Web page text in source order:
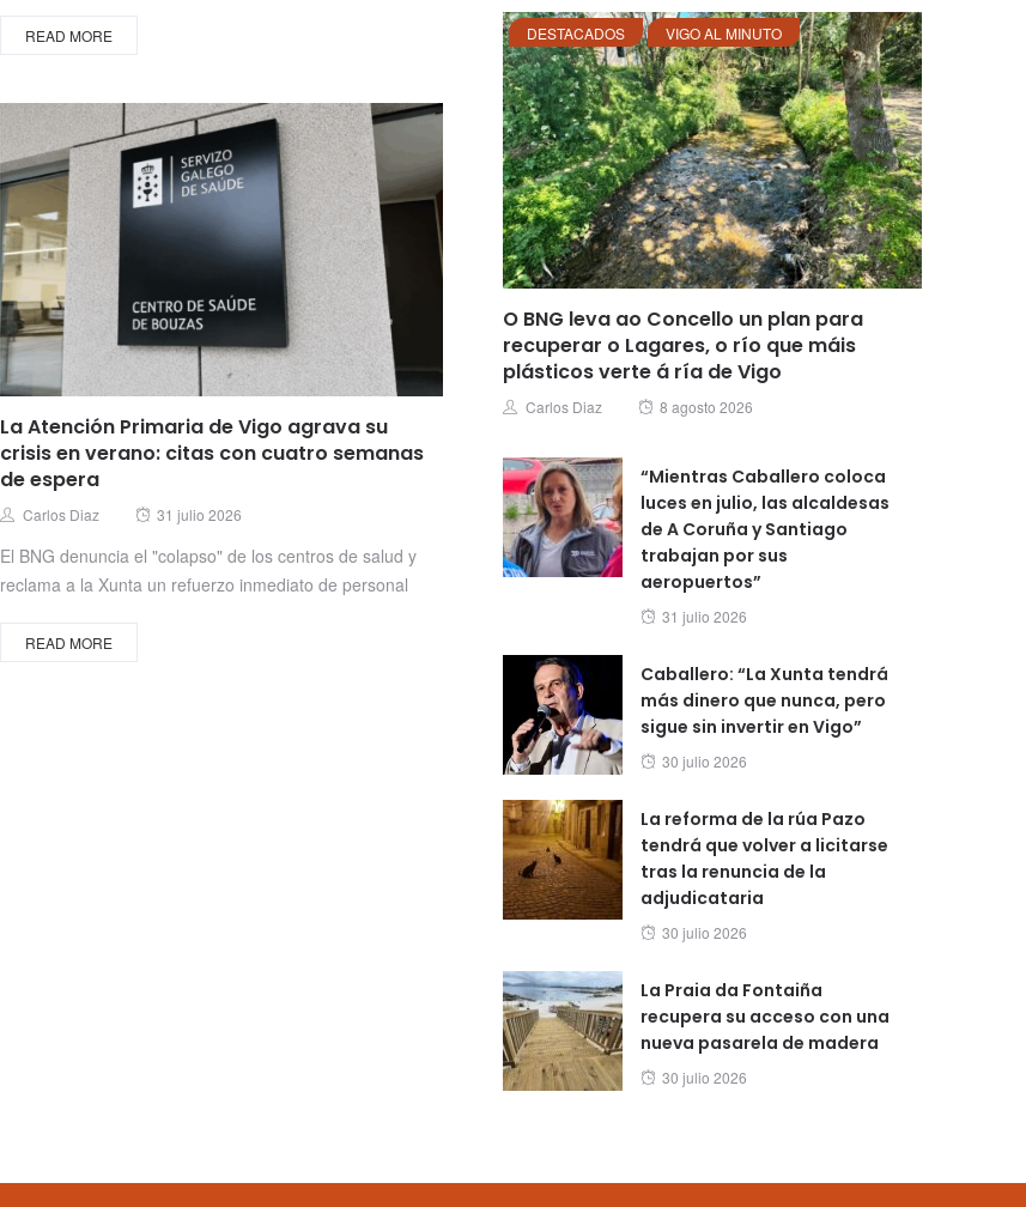
READ MORE
La Atención Primaria de Vigo agrava su
crisis en verano: citas con cuatro semanas
de espera
Author
Carlos Diaz
Posted
31 julio 2026
El BNG denuncia el "colapso" de los centros de salud y
reclama a la Xunta un refuerzo inmediato de personal
READ MORE
DESTACADOS VIGO AL MINUTO
O BNG leva ao Concello un plan para
recuperar o Lagares, o río que máis
plásticos verte á ría de Vigo
Author
Carlos Diaz
Posted
8 agosto 2026
“Mientras Caballero coloca
luces en julio, las alcaldesas
de A Coruña y Santiago
trabajan por sus
aeropuertos”
Posted
31 julio 2026
Caballero: “La Xunta tendrá
más dinero que nunca, pero
sigue sin invertir en Vigo”
Posted
30 julio 2026
La reforma de la rúa Pazo
tendrá que volver a licitarse
tras la renuncia de la
adjudicataria
Posted
30 julio 2026
La Praia da Fontaiña
recupera su acceso con una
nueva pasarela de madera
Posted
30 julio 2026